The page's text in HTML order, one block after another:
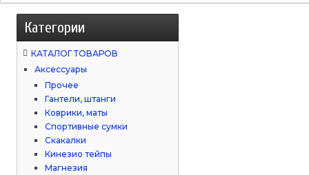
Категории
КАТАЛОГ ТОВАРОВ
Аксессуары
Прочее
Гантели, штанги
Коврики, маты
Спортивные сумки
Скакалки
Кинезио тейпы
Магнезия